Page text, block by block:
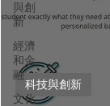
與創
新
經濟
和金
融
文化
科技與創新